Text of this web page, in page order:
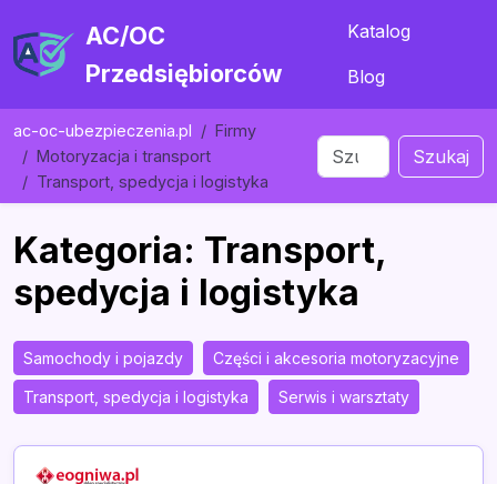
AC/OC
Przedsiębiorców
Katalog
Blog
ac-oc-ubezpieczenia.pl
Firmy
Motoryzacja i transport
Transport, spedycja i logistyka
Szukaj
Kategoria: Transport,
spedycja i logistyka
Samochody i pojazdy Części i akcesoria motoryzacyjne
Transport, spedycja i logistyka Serwis i warsztaty